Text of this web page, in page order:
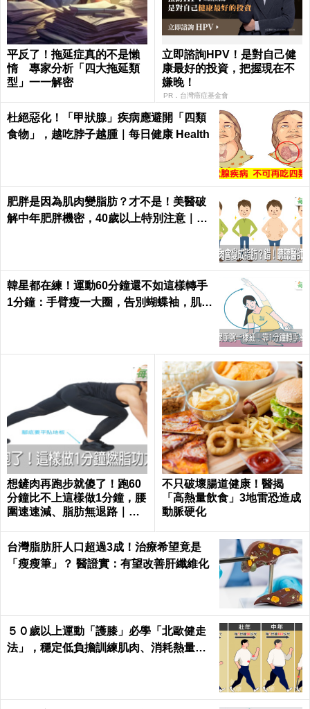
平反了！拖延症真的不是懶
惰 專家分析「四大拖延類
型」一一解密
立即諮詢HPV！是對自己健
康最好的投資，把握現在不
嫌晚！
PR．台灣癌症基金會
杜絕惡化！「甲狀腺」疾病應避開「四類
食物」，越吃脖子越腫｜每日健康 Health
肥胖是因為肌肉變脂肪？才不是！美醫破
解中年肥胖機密，40歲以上特別注意｜每
韓星都在練！運動60分鐘還不如這樣轉手
1分鐘：手臂瘦一大圈，告別蝴蝶袖，肌肉
想鏟肉再跑步就傻了！跑60
分鐘比不上這樣做1分鐘，腰
圍速速減、脂肪無退路｜每
不只破壞腸道健康！醫揭
「高熱量飲食」3地雷恐造成
動脈硬化
台灣脂肪肝人口超過3成！治療希望竟是
「瘦瘦筆」？ 醫證實：有望改善肝纖維化
５０歲以上運動「護膝」必學「北歐健走
法」，穩定低負擔訓練肌肉、消耗熱量｜